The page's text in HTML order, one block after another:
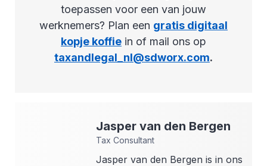
toepassen voor een van jouw
werknemers? Plan een gratis digitaal
kopje koffie in of mail ons op
taxandlegal_nl@sdworx.com.
Jasper van den Bergen
Tax Consultant
Jasper van den Bergen is in ons